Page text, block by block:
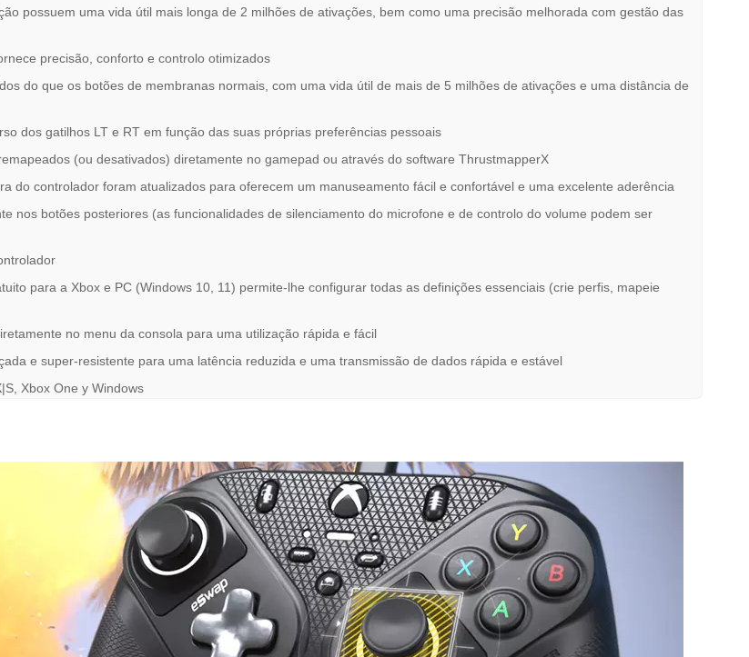
possuem uma vida útil mais longa de 2 milhões de ativações, bem como uma precisão melhorada com gestão das
precisão, conforto e controlo otimizados
do que os botões de membranas normais, com uma vida útil de mais de 5 milhões de ativações e uma distância de
dos gatilhos LT e RT em função das suas próprias preferências pessoais
(ou desativados) diretamente no gamepad ou através do software ThrustmapperX
do controlador foram atualizados para oferecem um manuseamento fácil e confortável e uma excelente aderência
nos botões posteriores (as funcionalidades de silenciamento do microfone e de controlo do volume podem ser
para a Xbox e PC (Windows 10, 11) permite-lhe configurar todas as definições essenciais (crie perfis, mapeie
no menu da consola para uma utilização rápida e fácil
e super-resistente para uma latência reduzida e uma transmissão de dados rápida e estável
Xbox One y Windows